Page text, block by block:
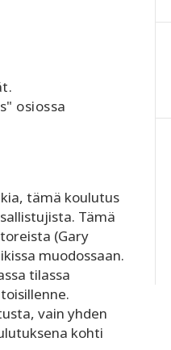
osiossa
tämä koulutus
Tämä
(Gary
muodossaan.
tilassa
vain yhden
kohti